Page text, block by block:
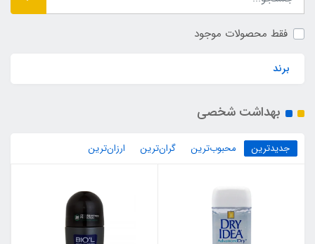
فقط محصولات موجود
برند
بهداشت شخصی
جدیدترین محبوب‌ترین گران‌ترین ارزان‌ترین